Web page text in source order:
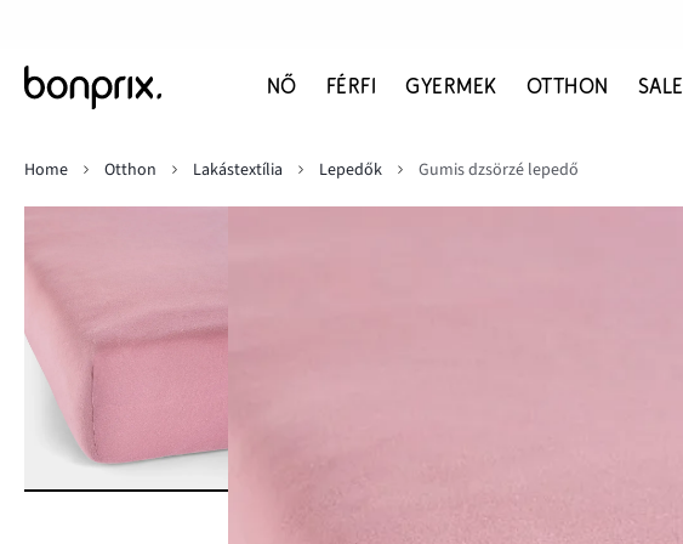
NŐ FÉRFI GYERMEK OTTHON SALE
Home
Otthon Lakástextília Lepedők Gumis dzsörzé lepedő